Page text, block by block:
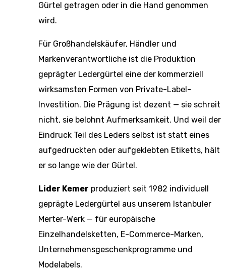
Gürtel getragen oder in die Hand genommen
wird.
Für Großhandelskäufer, Händler und
Markenverantwortliche ist die Produktion
geprägter Ledergürtel eine der kommerziell
wirksamsten Formen von Private-Label-
Investition. Die Prägung ist dezent — sie schreit
nicht, sie belohnt Aufmerksamkeit. Und weil der
Eindruck Teil des Leders selbst ist statt eines
aufgedruckten oder aufgeklebten Etiketts, hält
er so lange wie der Gürtel.
Lider Kemer produziert seit 1982 individuell
geprägte Ledergürtel aus unserem Istanbuler
Merter-Werk — für europäische
Einzelhandelsketten, E-Commerce-Marken,
Unternehmensgeschenkprogramme und
Modelabels.